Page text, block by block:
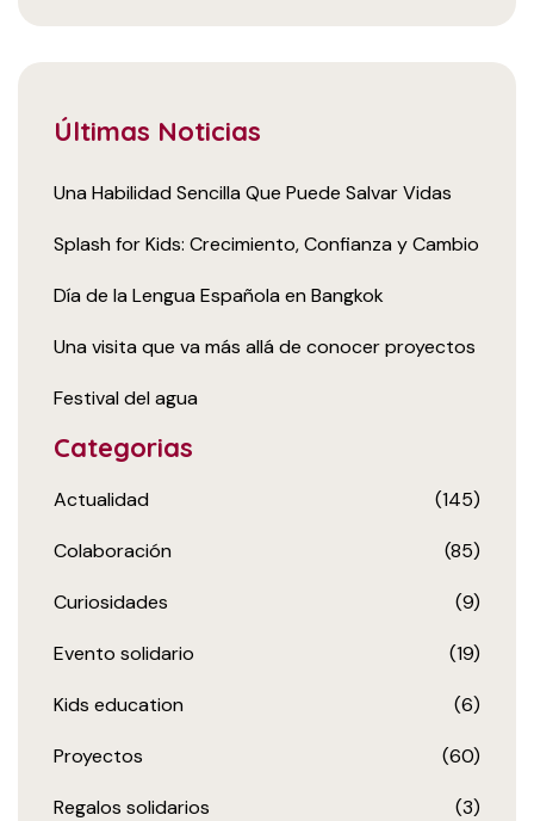
Últimas Noticias
Una Habilidad Sencilla Que Puede Salvar Vidas
Splash for Kids: Crecimiento, Confianza y Cambio
Día de la Lengua Española en Bangkok
Una visita que va más allá de conocer proyectos
Festival del agua
Categorias
Actualidad (145)
Colaboración (85)
Curiosidades (9)
Evento solidario (19)
Kids education (6)
Proyectos (60)
Regalos solidarios (3)